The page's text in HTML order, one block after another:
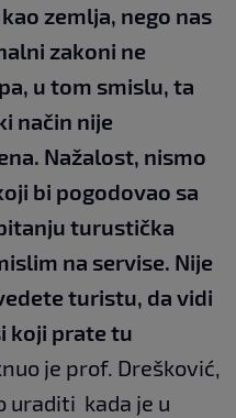
zemlja, nego nas
zakoni ne
u tom smislu, ta
način nije
Nažalost, nismo
bi pogodovao sa
turustička
na servise. Nije
turistu, da vidi
koji prate tu
je prof. Drešković,
uraditi kada je u